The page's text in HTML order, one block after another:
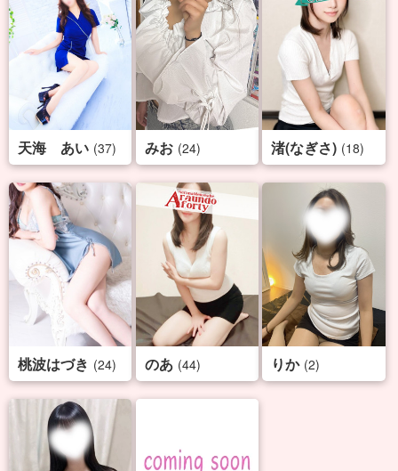
天海 あい (37) みお (24) 渚(なぎさ) (18)
桃波はづき (24) のあ (44) りか (2)